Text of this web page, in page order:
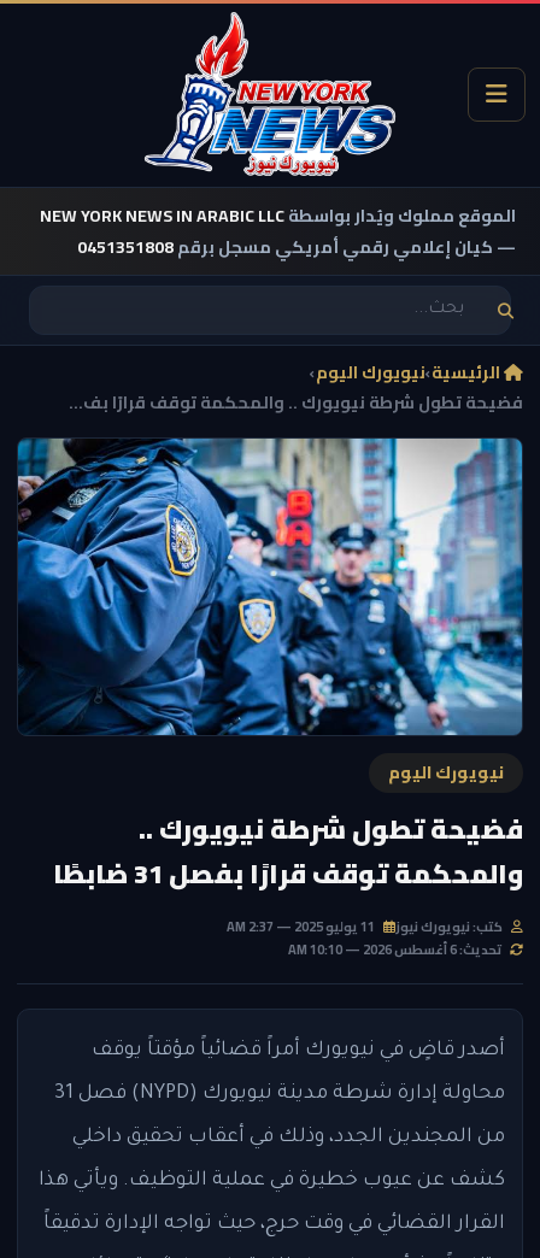
الموقع مملوك ويُدار بواسطةNEW YORK NEWS IN ARABIC LLC
— كيان إعلامي رقمي أمريكي مسجل برقم0451351808
الرئيسية›نيويورك اليوم›
فضيحة تطول شرطة نيويورك .. والمحكمة توقف قرارًا بف...
نيويورك اليوم
فضيحة تطول شرطة نيويورك ..
والمحكمة توقف قرارًا بفصل 31 ضابطًا
كتب: نيويورك نيوز
تحديث: 6 أغسطس 2026 — 10:10 AM
أصدر قاضٍ في نيويورك أمراً قضائياً مؤقتاً يوقف
محاولة إدارة شرطة مدينة نيويورك (NYPD) فصل 31
من المجندين الجدد، وذلك في أعقاب تحقيق داخلي
كشف عن عيوب خطيرة في عملية التوظيف. ويأتي هذا
القرار القضائي في وقت حرج، حيث تواجه الإدارة تدقيقاً